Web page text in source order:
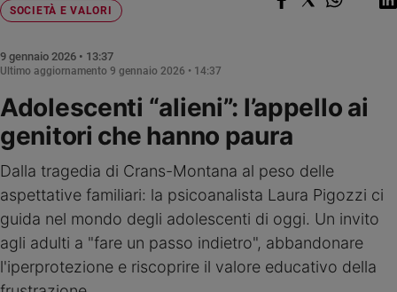
Fede
spiritualità
Santi
e
fede
Parola
giorno
Santo
SOCIETÀ E VALORI
Adolescenti “alieni”: l’appello ai
genitori che hanno paura
Dalla tragedia di Crans-Montana al peso delle
aspettative familiari: la psicoanalista Laura Pigozzi ci
guida nel mondo degli adolescenti di oggi. Un invito
agli adulti a "fare un passo indietro", abbandonare
l'iperprotezione e riscoprire il valore educativo della
9 gennaio 2026 • 13:37
Ultimo aggiornamento 9 gennaio 2026 • 14:37